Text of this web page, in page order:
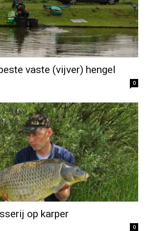
vaste (vijver) hengel
0
op karper
0